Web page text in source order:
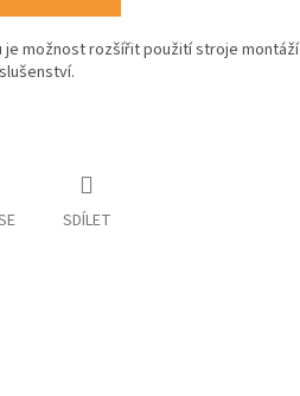
je možnost rozšířit použití stroje montáží
SDÍLET